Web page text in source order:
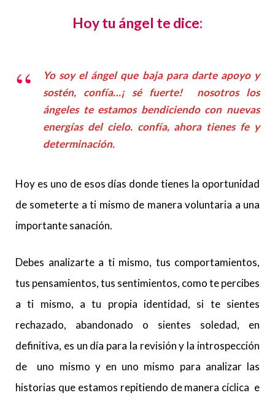
Hoy tu ángel te dice:
Yo soy el ángel que baja para darte apoyo y
sostén, confía…¡ sé fuerte! nosotros los
ángeles te estamos bendiciendo con nuevas
energías del cielo. confía, ahora tienes fe y
determinación.
Hoy es uno de esos días donde tienes la oportunidad
de someterte a ti mismo de manera voluntaria a una
importante sanación.
Debes analizarte a ti mismo, tus comportamientos,
tus pensamientos, tus sentimientos, como te percibes
a ti mismo, a tu propia identidad, si te sientes
rechazado, abandonado o sientes soledad, en
definitiva, es un día para la revisión y la introspección
de uno mismo y en uno mismo para analizar las
historias que estamos repitiendo de manera cíclica e